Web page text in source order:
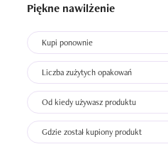
Piękne nawilżenie
Kupi ponownie
Liczba zużytych opakowań
Od kiedy używasz produktu
Gdzie został kupiony produkt